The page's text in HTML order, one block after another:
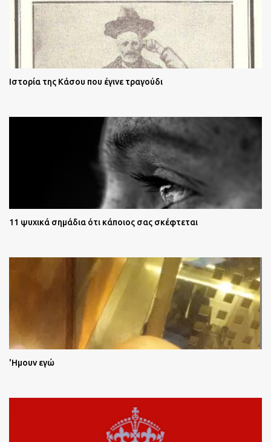
Ιστορία της Κάσου που έγινε τραγούδι
11 ψυχικά σημάδια ότι κάποιος σας σκέφτεται
'Ημουν εγώ